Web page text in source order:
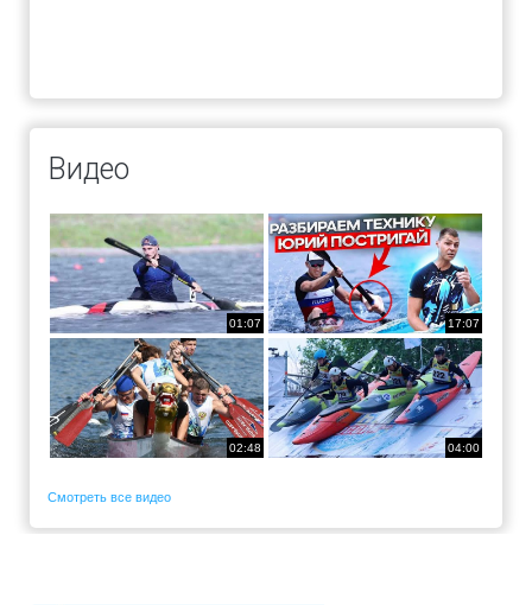
Видео
01:07 17:07
02:48 04:00
Смотреть все видео